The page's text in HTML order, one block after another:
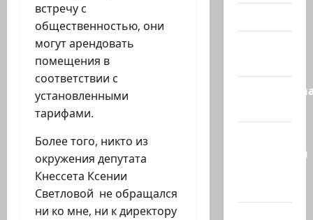
встречу с
общественностью, они
могут арендовать
помещения в
соответствии с
установленными
тарифами.
Более того, никто из
окружения депутата
Кнессета Ксении
Светловой не обращался
ни ко мне, ни к директору
Котлярский